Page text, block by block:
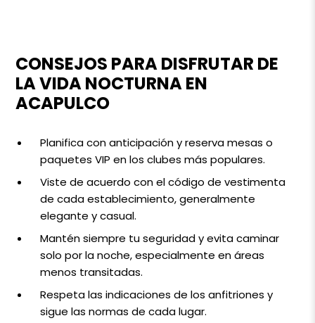
CONSEJOS PARA DISFRUTAR DE
LA VIDA NOCTURNA EN
ACAPULCO
Planifica con anticipación y reserva mesas o
paquetes VIP en los clubes más populares.
Viste de acuerdo con el código de vestimenta
de cada establecimiento, generalmente
elegante y casual.
Mantén siempre tu seguridad y evita caminar
solo por la noche, especialmente en áreas
menos transitadas.
Respeta las indicaciones de los anfitriones y
sigue las normas de cada lugar.